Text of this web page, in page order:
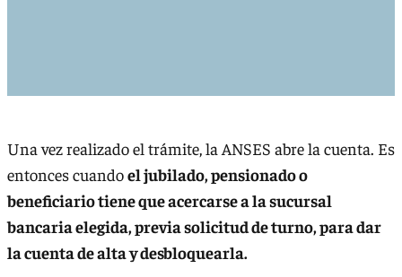
Una vez realizado el trámite, la ANSES abre la cuenta. Es
entonces cuandoel jubilado, pensionado o
beneficiario tiene que acercarse a la sucursal
bancaria elegida, previa solicitud de turno, para dar
la cuenta de alta y desbloquearla.